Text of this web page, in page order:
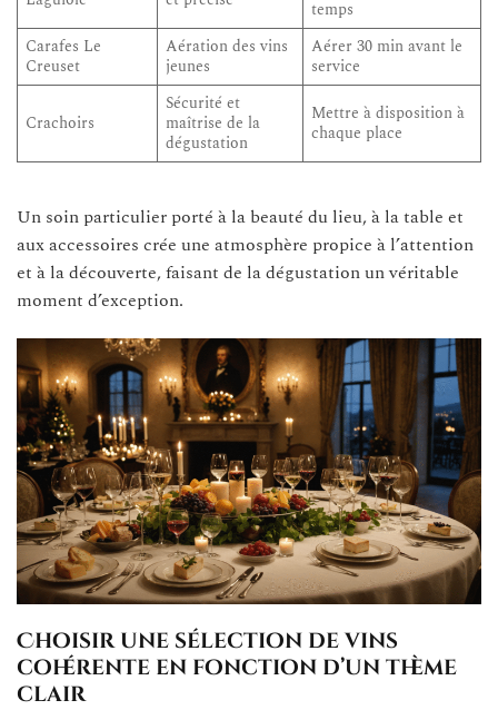
temps
Carafes Le
Creuset
Aération des vins
jeunes
Aérer 30 min avant le
service
Crachoirs
Sécurité et
maîtrise de la
dégustation
Mettre à disposition à
chaque place
Un soin particulier porté à la beauté du lieu, à la table et
aux accessoires crée une atmosphère propice à l’attention
et à la découverte, faisant de la dégustation un véritable
moment d’exception.
Choisir une sélection de vins
cohérente en fonction d’un thème
clair